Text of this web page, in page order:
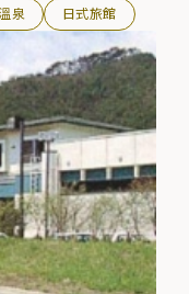
泉 日式旅館